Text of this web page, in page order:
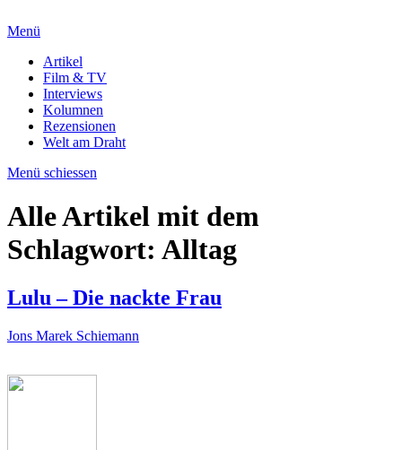
Menü
Artikel
Film & TV
Interviews
Kolumnen
Rezensionen
Welt am Draht
Menü schiessen
Alle Artikel mit dem
Schlagwort: Alltag
Lulu – Die nackte Frau
Jons Marek Schiemann